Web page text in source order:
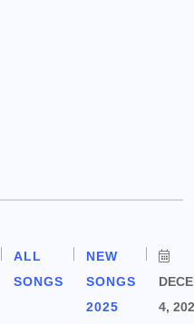
ALL
SONGS
NEW
SONGS
2025
4,